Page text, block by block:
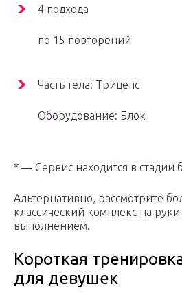
4 подхода
по 15 повторений
Часть тела: Трицепс
Оборудование: Блок
* — Сервис находится в стадии
Альтернативно, рассмотрите
классический комплекс на
выполнением.
Короткая
для девушек